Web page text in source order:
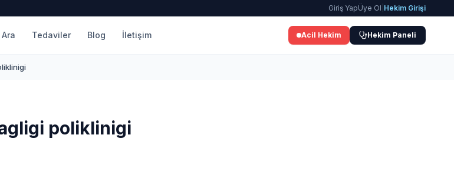
Giriş YapÜye Ol Hekim Girişi
Tedaviler Blog İletişim Acil Hekim Hekim Paneli
poliklinigi